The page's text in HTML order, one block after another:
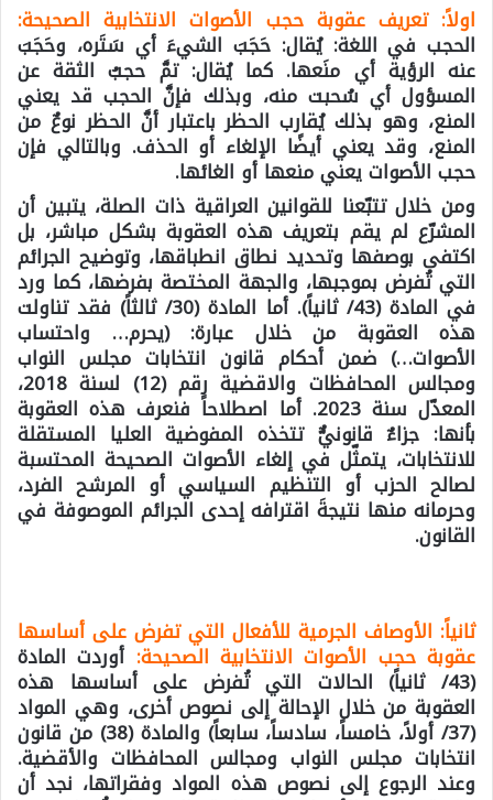
اولاً: تعريف عقوبة حجب الأصوات الانتخابية الصحيحة:
الحجب في اللغة: يُقال: حَجَبَ الشيءَ أي سَتَره، وحَجَبَ
عنه الرؤية أي منَعها. كما يُقال: تمَّ حجبُ الثقة عن
المسؤول أي سُحبت منه، وبذلك فإنَّ الحجب قد يعني
المنع، وهو بذلك يُقارب الحظر باعتبار أنَّ الحظر نوعٌ من
المنع، وقد يعني أيضًا الإلغاء أو الحذف. وبالتالي فإن
حجب الأصوات يعني منعها أو الغائها.
ومن خلال تتبّعنا للقوانين العراقية ذات الصلة، يتبين أن
المشرّع لم يقم بتعريف هذه العقوبة بشكل مباشر، بل
اكتفى بوصفها وتحديد نطاق انطباقها، وتوضيح الجرائم
التي تُفرض بموجبها، والجهة المختصة بفرضها، كما ورد
في المادة (43/ ثانياً). أما المادة (30/ ثالثاً) فقد تناولت
هذه العقوبة من خلال عبارة: (يحرم… واحتساب
الأصوات…) ضمن أحكام قانون انتخابات مجلس النواب
ومجالس المحافظات والاقضية رقم (12) لسنة 2018،
المعدّل سنة 2023. أما اصطلاحاً فنعرف هذه العقوبة
بأنها: جزاءٌ قانونيٌّ تتخذه المفوضية العليا المستقلة
للانتخابات، يتمثّل في إلغاء الأصوات الصحيحة المحتسبة
لصالح الحزب أو التنظيم السياسي أو المرشح الفرد،
وحرمانه منها نتيجةَ اقترافه إحدى الجرائم الموصوفة في
القانون.
ثانياً: الأوصاف الجرمية للأفعال التي تفرض على أساسها
عقوبة حجب الأصوات الانتخابية الصحيحة: أوردت المادة
(43/ ثانياً) الحالات التي تُفرض على أساسها هذه
العقوبة من خلال الإحالة إلى نصوص أخرى، وهي المواد
(37/ أولاً، خامساً، سادساً، سابعاً) والمادة (38) من قانون
انتخابات مجلس النواب ومجالس المحافظات والأقضية.
وعند الرجوع إلى نصوص هذه المواد وفقراتها، نجد أن